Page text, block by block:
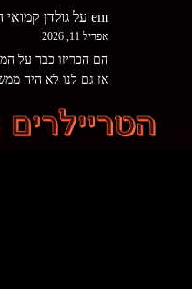
em על גולדן קמואי
אפריל 11, 2026
הם הכריזו כבר על
אז גם לנו לא היה